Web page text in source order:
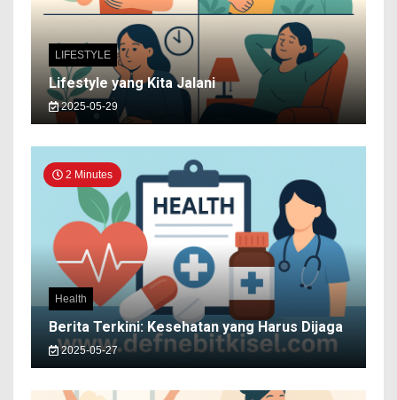
LIFESTYLE
Lifestyle yang Kita Jalani
2025-05-29
2 Minutes
Health
Berita Terkini: Kesehatan yang Harus Dijaga
2025-05-27